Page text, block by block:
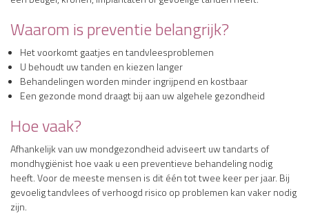
Waarom is preventie belangrijk?
Het voorkomt gaatjes en tandvleesproblemen
U behoudt uw tanden en kiezen langer
Behandelingen worden minder ingrijpend en kostbaar
Een gezonde mond draagt bij aan uw algehele gezondheid
Hoe vaak?
Afhankelijk van uw mondgezondheid adviseert uw tandarts of
mondhygiënist hoe vaak u een preventieve behandeling nodig
heeft. Voor de meeste mensen is dit één tot twee keer per jaar. Bij
gevoelig tandvlees of verhoogd risico op problemen kan vaker nodig
zijn.